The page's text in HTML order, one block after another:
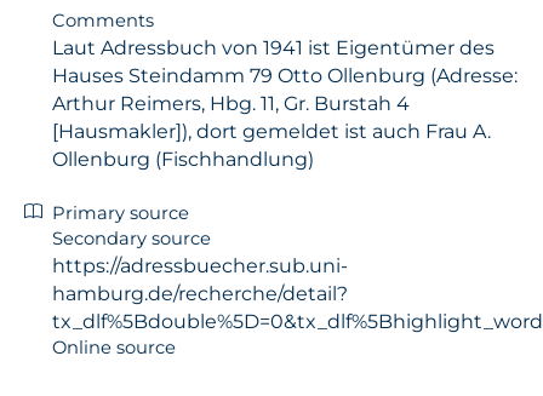
Comments
Laut Adressbuch von 1941 ist Eigentümer des
Hauses Steindamm 79 Otto Ollenburg (Adresse:
Arthur Reimers, Hbg. 11, Gr. Burstah 4
[Hausmakler]), dort gemeldet ist auch Frau A.
Ollenburg (Fischhandlung)
Primary source
Secondary source
https://adressbuecher.sub.uni-
hamburg.de/recherche/detail?
Online source